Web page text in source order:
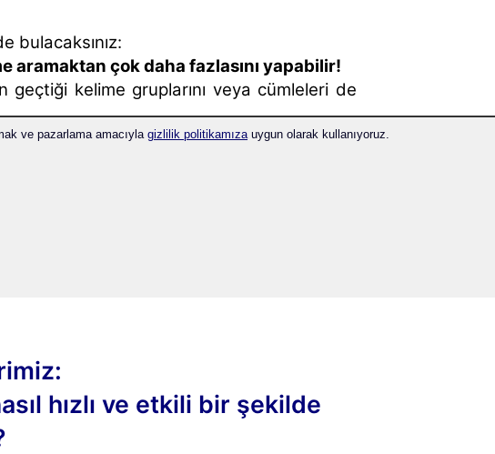
bulacaksınız:
aramaktan çok daha fazlasını yapabilir!
geçtiği kelime gruplarını veya cümleleri de
bir cümle bağlamında nasıl kullanıldığını
hızlı ve etkili bir şekilde
ve pazarlama amacıyla gizlilik politikamızauygun olarak kullanıyoruz.